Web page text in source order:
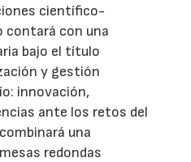
científico-
contará con una
bajo el título
y gestión
innovación,
ante los retos del
una
redondas